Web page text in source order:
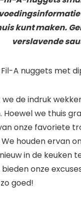
kunt maken.
verslavende
de indruk
Hoewel we thuis
onze favoriete
houden ervan
in de keuken
onze
goed!